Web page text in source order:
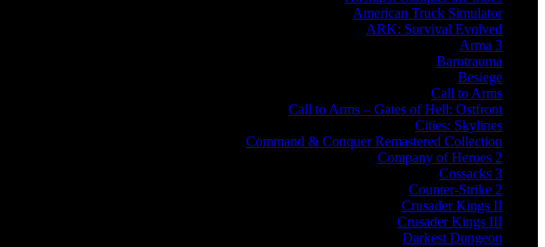
American Truck Simulator
ARK: Survival Evolved
Arma 3
Barotrauma
Besiege
Call to Arms
Call to Arms – Gates of Hell: Ostfront
Cities: Skylines
Command & Conquer Remastered Collection
Company of Heroes 2
Cossacks 3
Counter-Strike 2
Crusader Kings II
Crusader Kings III
Darkest Dungeon